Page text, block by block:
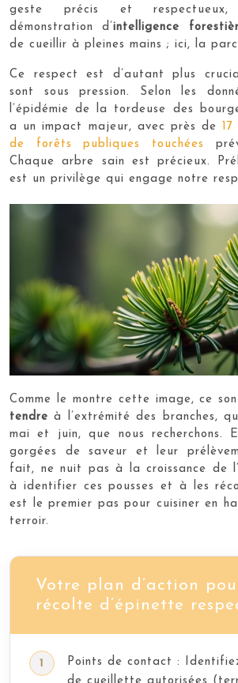
geste précis et
démonstration d’intelligence
de cueillir à pleines mains ; ici, la
Ce respect est d’autant plus
sont sous pression. Selon les
l’épidémie de la tordeuse des
a un impact majeur, avec près de
de forêts publiques touchées
Chaque arbre sain est précieux.
est un privilège qui engage notre
Comme le montre cette image, ce
tendre à l’extrémité des branches,
mai et juin, que nous recherchons.
gorgées de saveur et leur
fait, ne nuit pas à la croissance de
à identifier ces pousses et à les
est le premier pas pour cuisiner en
terroir.
Votre plan d’action
récolte d’épinette
Points de contact :